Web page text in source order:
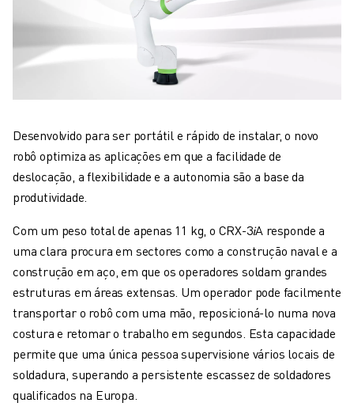
SOFTWARE DE SIMULAÇÃO
PRODUTOS DE ROBÓTICA EDUCACIONAL
AUTOMAÇÃO DE ROBÔS
ROBÔS DE SOLDADURA POR ARCO
SÉRIE ARC MATE
SÉRIE M-710
SÉRIE M-900
ROBÔS DELTA
ROBÔS DE PINTURA
ROBÔS DE PALETIZAÇÃO
ROBÔS SCARA
CENTROS COMPACTOS DE MAQUINAÇÃO CNC
LOCALIZADOR ROBODRILL
CENTROS DE MAQUINAÇÃO COMPACTOS ROBODRILL
HARDWARE ROBODRILL
SOFTWARE ROBODRILL
MANUTENÇÃO PREVENTIVA ROBODRILL
Desenvolvido para ser portátil e rápido de instalar, o novo
robô optimiza as aplicações em que a facilidade de
deslocação, a flexibilidade e a autonomia são a base da
produtividade.
Com um peso total de apenas 11 kg, o CRX-3𝑖A responde a
uma clara procura em sectores como a construção naval e a
construção em aço, em que os operadores soldam grandes
estruturas em áreas extensas. Um operador pode facilmente
transportar o robô com uma mão, reposicioná-lo numa nova
costura e retomar o trabalho em segundos. Esta capacidade
permite que uma única pessoa supervisione vários locais de
soldadura, superando a persistente escassez de soldadores
qualificados na Europa.